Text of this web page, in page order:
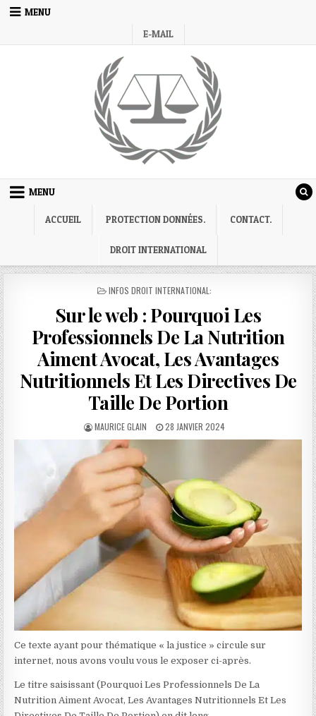
Skip
MENU
E-MAIL
MENU
ACCUEIL PROTECTION DONNÉES. CONTACT.
DROIT INTERNATIONAL
POSTED
INFOS DROIT INTERNATIONAL:
Sur le web : Pourquoi Les
Professionnels De La Nutrition
Aiment Avocat, Les Avantages
Nutritionnels Et Les Directives De
Taille De Portion
AUTHOR:
MAURICE GLAIN
PUBLISHED
DATE:
28 JANVIER 2024
Ce texte ayant pour thématique « la justice » circule sur
internet, nous avons voulu vous le exposer ci-après.
Le titre saisissant (Pourquoi Les Professionnels De La
Nutrition Aiment Avocat, Les Avantages Nutritionnels Et Les